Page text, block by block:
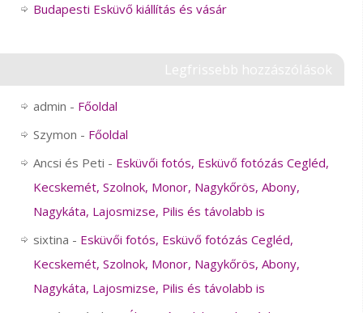
Budapesti Esküvő kiállítás és vásár
Legfrissebb hozzászólások
admin - Főoldal
Szymon - Főoldal
Ancsi és Peti - Esküvői fotós, Esküvő fotózás Cegléd,
Kecskemét, Szolnok, Monor, Nagykőrös, Abony,
Nagykáta, Lajosmizse, Pilis és távolabb is
sixtina - Esküvői fotós, Esküvő fotózás Cegléd,
Kecskemét, Szolnok, Monor, Nagykőrös, Abony,
Nagykáta, Lajosmizse, Pilis és távolabb is